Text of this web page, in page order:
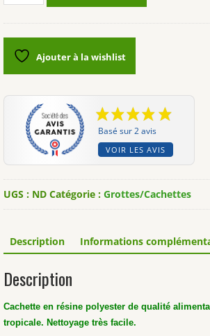
résine
TRIXIE®
2
tailles
Ajouter à la wishlist
Basé sur 2 avis
VOIR LES AVIS
UGS : ND Catégorie : Grottes/Cachettes
Description Informations
Description
Cachette en résine polyester de qualité
tropicale. Nettoyage très facile.